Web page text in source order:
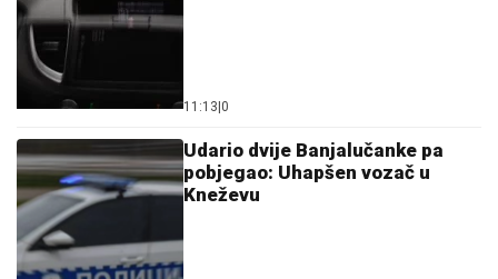
11:13 0
Udario dvije Banjalučanke pa
pobjegao: Uhapšen vozač u
Kneževu